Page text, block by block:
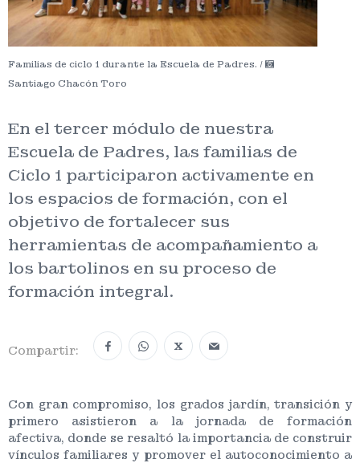
Familias de ciclo 1 durante la Escuela de Padres. /
Santiago Chacón Toro
En el tercer módulo de nuestra
Escuela de Padres, las familias de
Ciclo 1 participaron activamente en
los espacios de formación, con el
objetivo de fortalecer sus
herramientas de acompañamiento a
los bartolinos en su proceso de
formación integral.
Compartir: X
Con gran compromiso, los grados jardín, transición y
primero asistieron a la jornada de formación
afectiva, donde se resaltó la importancia de construir
vínculos familiares y promover el autoconocimiento a